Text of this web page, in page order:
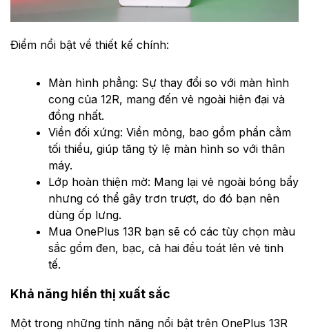
Điểm nổi bật về thiết kế chính:
Màn hình phẳng: Sự thay đổi so với màn hình
cong của 12R, mang đến vẻ ngoài hiện đại và
đồng nhất.
Viền đối xứng: Viền mỏng, bao gồm phần cằm
tối thiểu, giúp tăng tỷ lệ màn hình so với thân
máy.
Lớp hoàn thiện mờ: Mang lại vẻ ngoài bóng bẩy
nhưng có thể gây trơn trượt, do đó bạn nên
dùng ốp lưng.
Mua OnePlus 13R bạn sẽ có các tùy chọn màu
sắc gồm đen, bạc, cả hai đều toát lên vẻ tinh
tế.
Khả năng hiển thị xuất sắc
Một trong những tính năng nổi bật trên OnePlus 13R